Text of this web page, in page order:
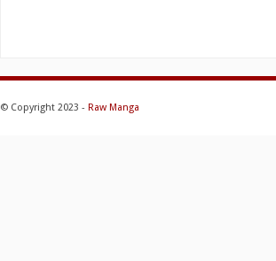
© Copyright 2023 - Raw Manga